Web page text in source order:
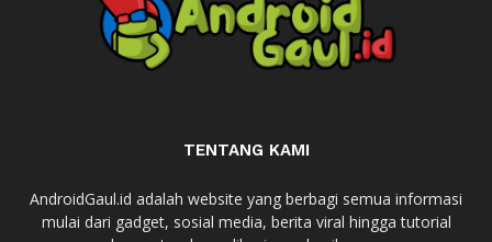
TENTANG KAMI
AndroidGaul.id adalah website yang berbagi semua informasi
mulai dari gadget, sosial media, berita viral hingga tutorial